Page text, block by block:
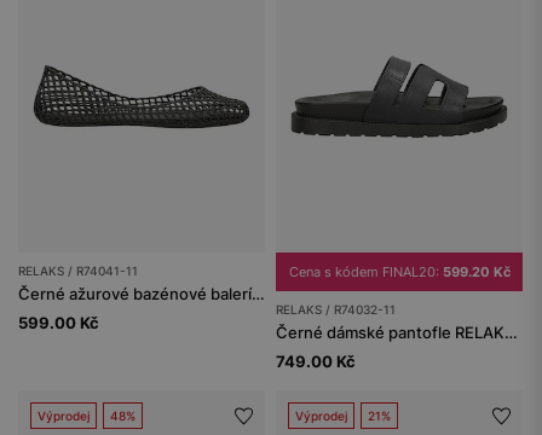
RELAKS / R74041-11
Černé ažurové bazénové baleríny RELAKS
599.00 Kč
Cena s kódem FINAL20: 599.20 Kč
RELAKS / R74032-11
Černé dámské pantofle RELAKS se širokými pásky
749.00 Kč
Výprodej 48% Výprodej 21%